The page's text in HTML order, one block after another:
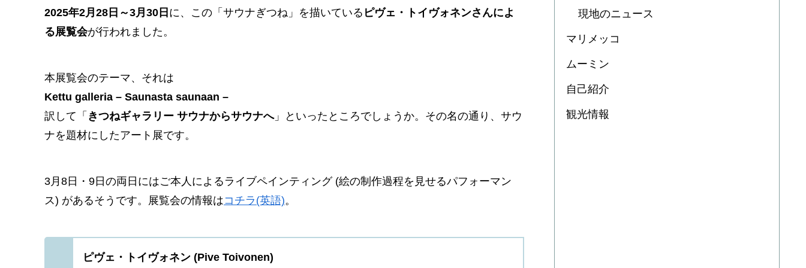
2025年2月28日～3月30日 に、この「サウナぎつね」を描いている ピヴェ・トイヴォネンさんによ
る展覧会が行われました。
本展覧会のテーマ、それは
Kettu galleria – Saunasta saunaan –
訳して「 きつねギャラリー サウナからサウナへ」といったところでしょうか。その名の通り、サウ
ナを題材にしたアート展です。
3月8日・9日の両日にはご本人によるライブペインティング (絵の制作過程を見せるパフォーマン
ス) があるそうです。展覧会の情報はコチラ(英語)。
ピヴェ・トイヴォネン (Pive Toivonen)
現地のニュース
マリメッコ
ムーミン
自己紹介
観光情報